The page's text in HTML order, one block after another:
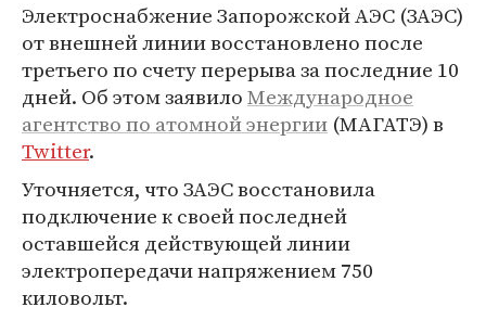
Электроснабжение Запорожской АЭС (ЗАЭС)
от внешней линии восстановлено после
третьего по счету перерыва за последние 10
дней. Об этом заявилоМеждународное
агентство по атомной энергии (МАГАТЭ) в
Twitter.
Уточняется, что ЗАЭС восстановила
подключение к своей последней
оставшейся действующей линии
электропередачи напряжением 750
киловольт.